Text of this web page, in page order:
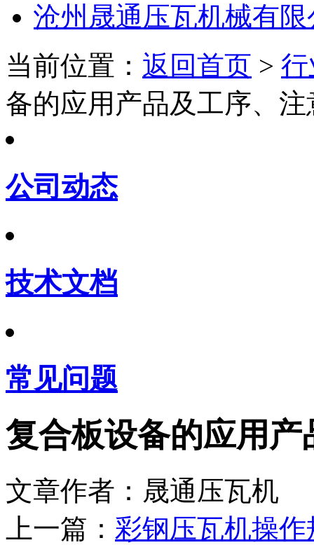
沧州晟通压瓦机械有限
当前位置： 返回首页 >
备的应用产品及工序、注
公司动态
技术文档
常见问题
复合板设备的应用
文章作者：晟通压瓦
上一篇： 彩钢压瓦机操作